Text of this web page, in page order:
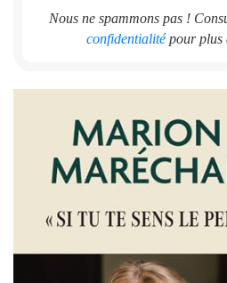
Nous ne spammons pas !
confidentialitépour plus